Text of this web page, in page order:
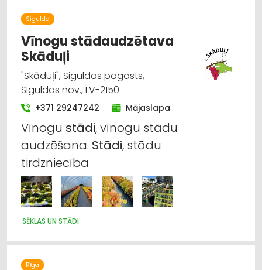
Sigulda
Vīnogu stādaudzētava
Skāduļi
"Skāduļi", Siguldas pagasts,
Siguldas nov., LV-2150
+371 29247242 Mājaslapa
Vīnogu stādi, vīnogu stādu
audzēšana. Stādi, stādu
tirdzniecība
SĒKLAS UN STĀDI
Rīga